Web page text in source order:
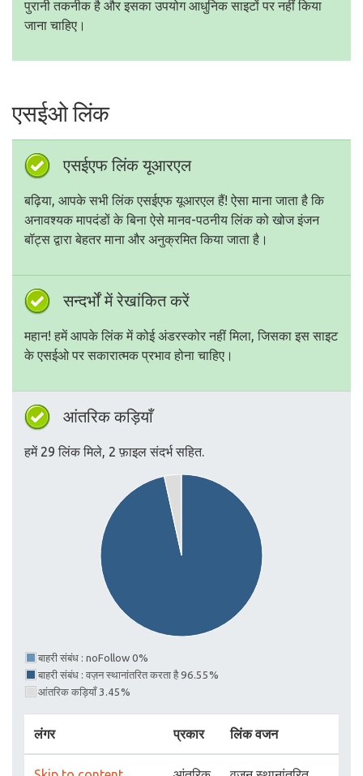
पुरानी तकनीक है और इसका उपयोग आधुनिक साइटों पर नहीं किया
जाना चाहिए।
एसईओ लिंक
एसईएफ लिंक यूआरएल
बढ़िया, आपके सभी लिंक एसईएफ यूआरएल हैं! ऐसा माना जाता है कि
अनावश्यक मापदंडों के बिना ऐसे मानव-पठनीय लिंक को खोज इंजन
बॉट्स द्वारा बेहतर माना और अनुक्रमित किया जाता है।
सन्दर्भों में रेखांकित करें
महान! हमें आपके लिंक में कोई अंडरस्कोर नहीं मिला, जिसका इस साइट
के एसईओ पर सकारात्मक प्रभाव होना चाहिए।
आंतरिक कड़ियाँ
हमें 29 लिंक मिले, 2 फ़ाइल संदर्भ सहित.
बाहरी संबंध : noFollow 0%
बाहरी संबंध : वज़न स्थानांतरित करता है 96.55%
आंतरिक कड़ियाँ 3.45%
लंगर प्रकार लिंक वजन